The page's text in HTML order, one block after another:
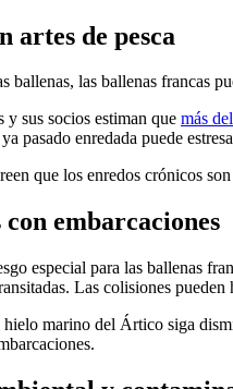
artes de pesca
ballenas, las ballenas francas
sus socios estiman que más
pasado enredada puede
que los enredos crónicos
con embarcaciones
especial para las ballenas
Las colisiones pueden
marino del Ártico siga